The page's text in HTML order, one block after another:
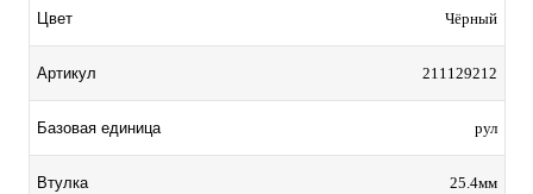
Цвет Чёрный
Артикул 211129212
Базовая единица рул
Втулка 25.4мм